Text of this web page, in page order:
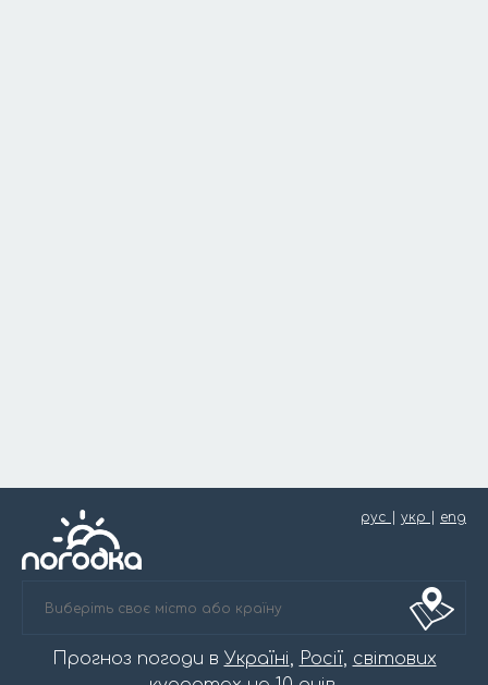
рус укр eng
Прогноз погоди в Україні, Росії, світових